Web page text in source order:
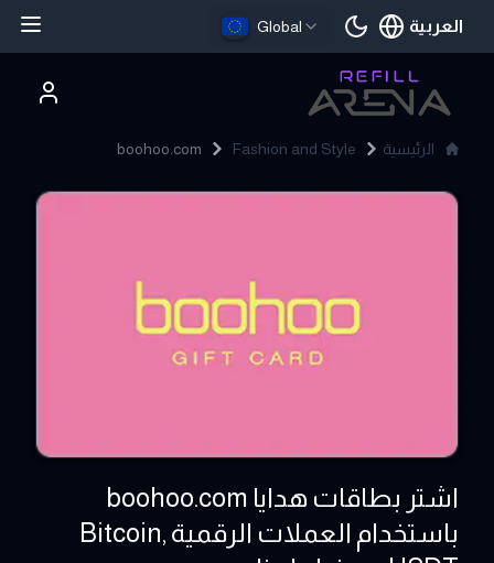
Global العربية
اللغة الحالية
الرئيسية Fashion and Style
boohoo.com
اشتر بطاقات هدايا boohoo.com
باستخدام العملات الرقمية ,Bitcoin